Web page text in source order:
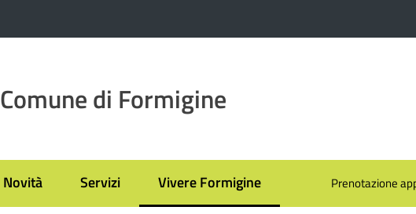
Comune di Formigine
Novità Servizi Vivere Formigine
Menu selezionato Prenotazione